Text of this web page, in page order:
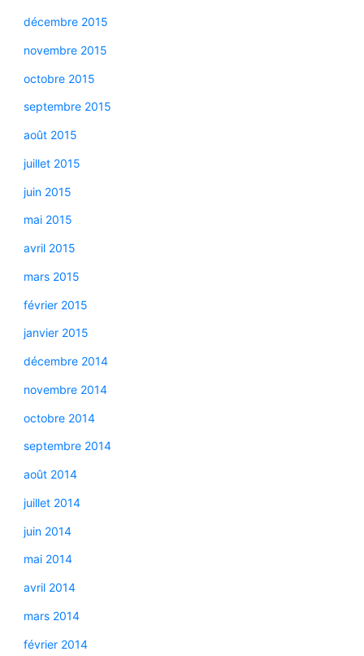
décembre 2015
novembre 2015
octobre 2015
septembre 2015
août 2015
juillet 2015
juin 2015
mai 2015
avril 2015
mars 2015
février 2015
janvier 2015
décembre 2014
novembre 2014
octobre 2014
septembre 2014
août 2014
juillet 2014
juin 2014
mai 2014
avril 2014
mars 2014
février 2014